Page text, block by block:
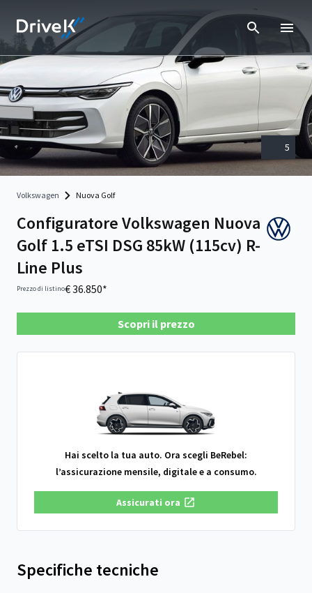
5
Volkswagen Nuova Golf
Configuratore Volkswagen Nuova
Golf 1.5 eTSI DSG 85kW (115cv) R-
Line Plus
Prezzo di listino€ 36.850*
Scopri il prezzo
Hai scelto la tua auto. Ora scegli BeRebel:
l’assicurazione mensile, digitale e a consumo.
Assicurati ora
Specifiche tecniche